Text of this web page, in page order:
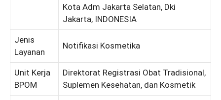
Kota Adm Jakarta Selatan, Dki
Jakarta, INDONESIA
Jenis
Layanan
Notifikasi Kosmetika
Unit Kerja
BPOM
Direktorat Registrasi Obat Tradisional,
Suplemen Kesehatan, dan Kosmetik